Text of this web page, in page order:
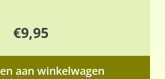
€9,95
aan winkelwagen